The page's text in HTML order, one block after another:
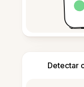
Detectar